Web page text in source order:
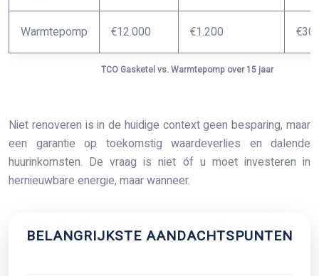
TCO Gasketel vs. Warmtepomp over 15 jaar
Warmtepomp €12.000 €1.200
Niet renoveren is in de huidige context geen besparing, maar
een garantie op toekomstig waardeverlies en dalende
huurinkomsten. De vraag is niet óf u moet investeren in
hernieuwbare energie, maar wanneer.
BELANGRIJKSTE AANDACHTSPUNTEN